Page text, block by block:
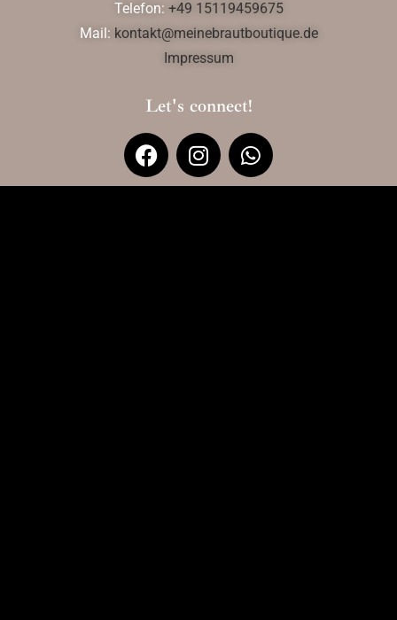
Telefon: +49 15119459675
Mail: kontakt@meinebrautboutique.de
Impressum
Let's connect!